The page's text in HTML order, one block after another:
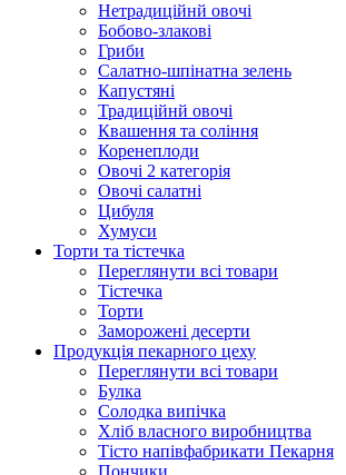
Нетрадиційнй овочі
Бобово-злакові
Гриби
Салатно-шпінатна зелень
Капустяні
Традиційнй овочі
Квашення та соління
Корeнеплоди
Овочі 2 категорія
Овочі салатні
Цибуля
Хумуси
Торти та тістечка
Переглянути всі товари
Тістечка
Торти
Заморожені десерти
Продукцiя пекарного цеху
Переглянути всі товари
Булка
Солодка випiчка
Хлiб власного виробництва
Тiсто напiвфабрикати Пекарня
Пончики